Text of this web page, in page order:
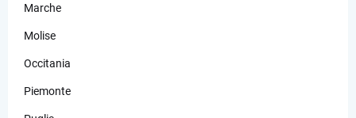
Marche
Molise
Occitania
Piemonte